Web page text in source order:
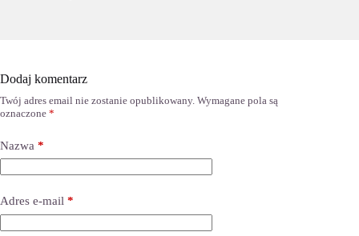
Dodaj komentarz
Twój adres email nie zostanie opublikowany. Wymagane pola są
oznaczone *
Nazwa *
Adres e-mail *